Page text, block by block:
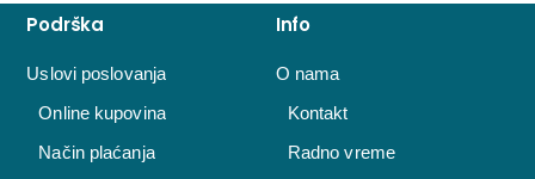
Podrška
Uslovi poslovanja
Online kupovina
Način plaćanja
Info
O nama
Kontakt
Radno vreme